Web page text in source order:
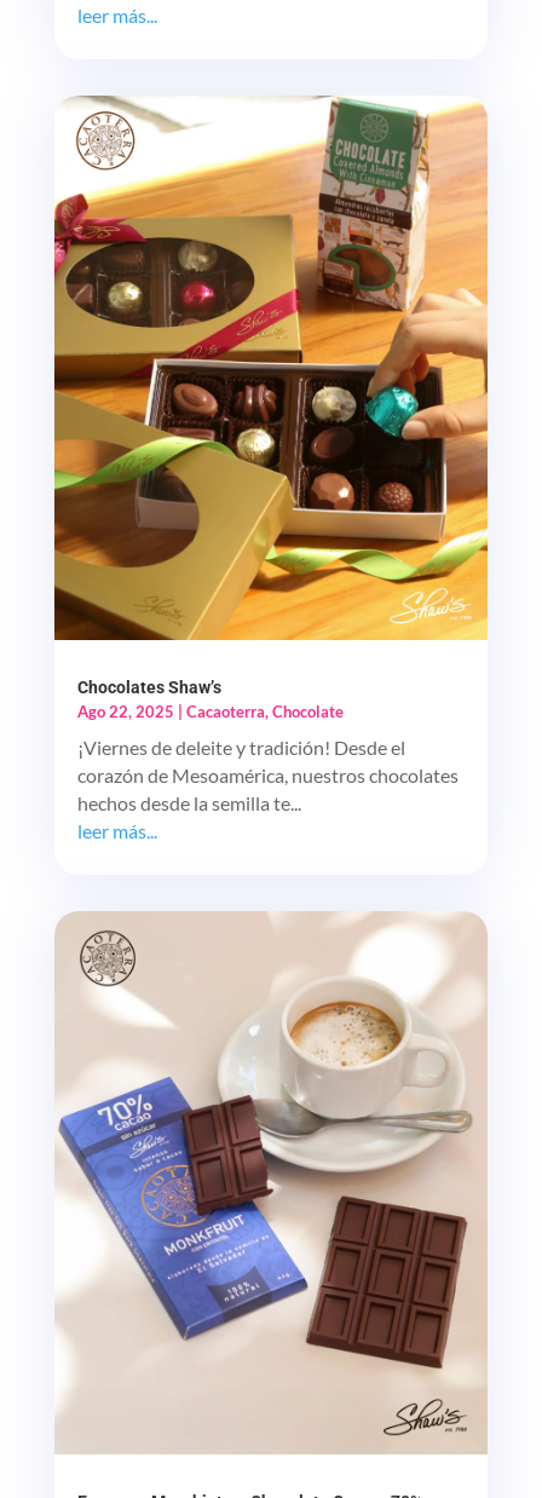
leer más...
Chocolates Shaw’s
Ago 22, 2025 | Cacaoterra,Chocolate
¡Viernes de deleite y tradición! Desde el
corazón de Mesoamérica, nuestros chocolates
hechos desde la semilla te...
leer más...